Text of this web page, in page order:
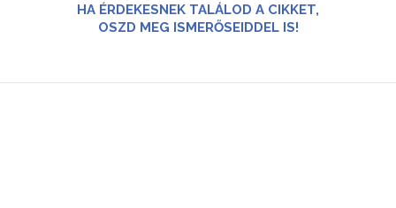
HA ÉRDEKESNEK TALÁLOD A CIKKET,
OSZD MEG ISMERŐSEIDDEL IS!